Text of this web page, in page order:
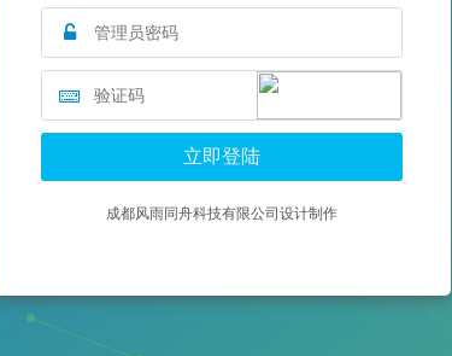
成都风雨同舟科技有限公司设计制作